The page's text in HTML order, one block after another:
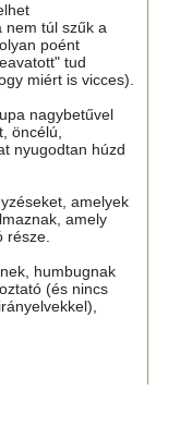
nem túl szűk a
poént
tud
miért is vicces).
nagybetűvel
öncélú,
nyugodtan húzd
amelyek
amely
része.
humbugnak
(és nincs